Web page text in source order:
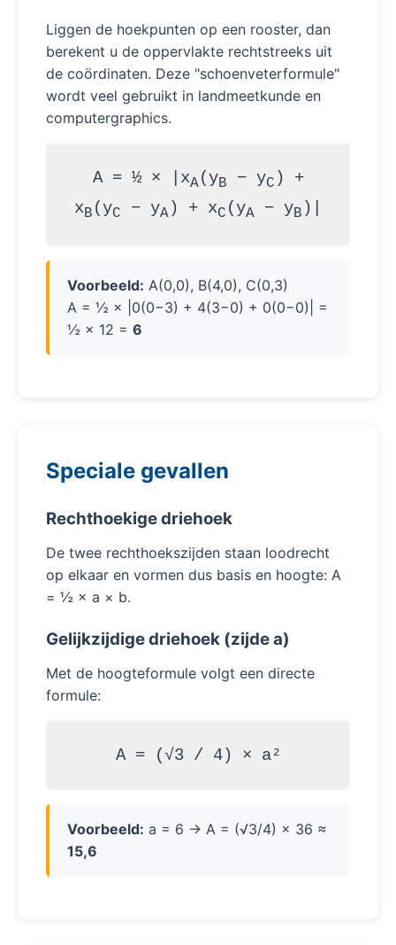
Liggen de hoekpunten op een rooster, dan
berekent u de oppervlakte rechtstreeks uit
de coördinaten. Deze "schoenveterformule"
wordt veel gebruikt in landmeetkunde en
computergraphics.
A = ½ × |xA(yB − yC ) +
xB (yC − yA ) + xC (yA − yB )|
Voorbeeld: A(0,0), B(4,0), C(0,3)
A = ½ × |0(0−3) + 4(3−0) + 0(0−0)| =
½ × 12 = 6
Speciale gevallen
Rechthoekige driehoek
De twee rechthoekszijden staan loodrecht
op elkaar en vormen dus basis en hoogte: A
= ½ × a × b.
Gelijkzijdige driehoek (zijde a)
Met de hoogteformule volgt een directe
formule:
A = (√3 / 4) × a²
Voorbeeld: a = 6 → A = (√3/4) × 36 ≈
15,6